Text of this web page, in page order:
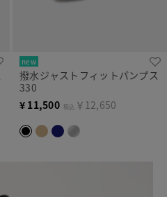
new
撥水ジャストフィットパンプス
330
¥ 11,500 税込 ￥12,650